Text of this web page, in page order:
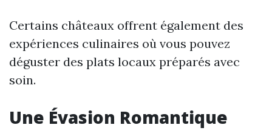
Certains châteaux offrent également des
expériences culinaires où vous pouvez
déguster des plats locaux préparés avec
soin.
Une Évasion Romantique